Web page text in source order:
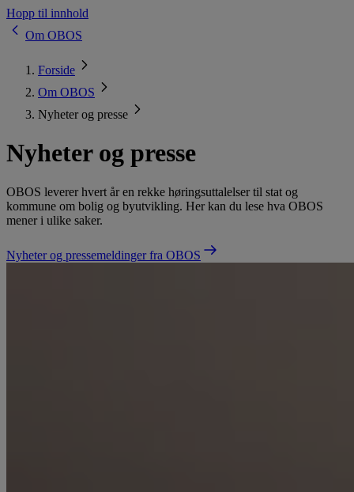
Hopp til innhold
Om OBOS
Forside
Om OBOS
Nyheter og presse
Nyheter og presse
OBOS leverer hvert år en rekke høringsuttalelser til stat og
kommune om bolig og byutvikling. Her kan du lese hva OBOS
mener i ulike saker.
Nyheter og pressemeldinger fra OBOS